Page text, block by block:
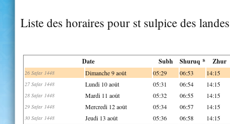
Liste des horaires pour st sulpice des landes
Date Subh Shuruq * Zhur
26 Safar 1448 Dimanche 9 août 05:29 06:53 14:15
27 Safar 1448 Lundi 10 août 05:31 06:54 14:15
28 Safar 1448 Mardi 11 août 05:32 06:55 14:15
29 Safar 1448 Mercredi 12 août 05:34 06:57 14:15
30 Safar 1448 Jeudi 13 août 05:36 06:58 14:15